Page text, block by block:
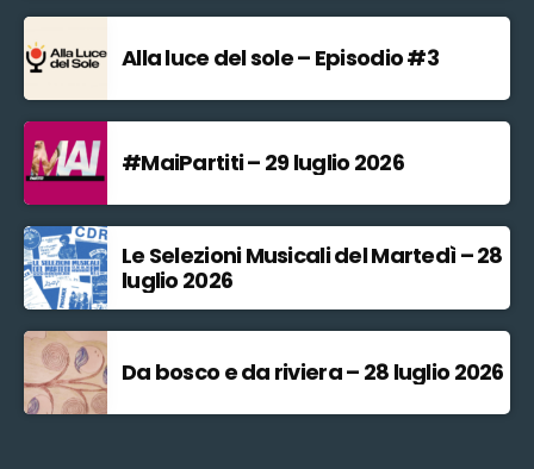
Alla luce del sole – Episodio #3
#MaiPartiti – 29 luglio 2026
Le Selezioni Musicali del Martedì – 28
luglio 2026
Da bosco e da riviera – 28 luglio 2026